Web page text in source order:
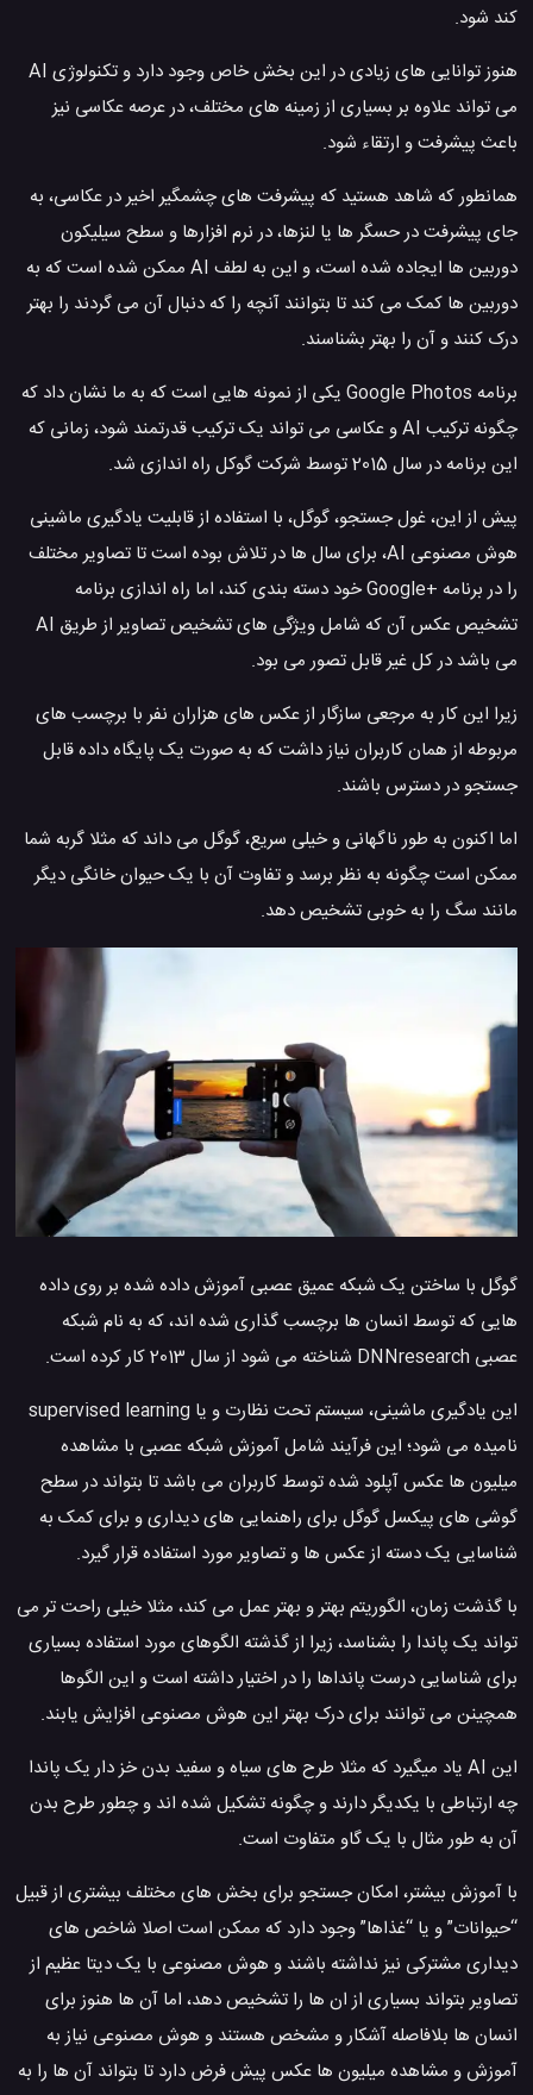
کند شود.
هنوز توانایی های زیادی در این بخش خاص وجود دارد و تکنولوژی AI
می تواند علاوه بر بسیاری از زمینه های مختلف، در عرصه عکاسی نیز
باعث پیشرفت و ارتقاء شود.
همانطور که شاهد هستید که پیشرفت های چشمگیر اخیر در عکاسی، به
جای پیشرفت در حسگر ها یا لنزها، در نرم افزارها و سطح سیلیکون
دوربین ها ایجاده شده است، و این به لطف AI ممکن شده است که به
دوربین ها کمک می کند تا بتوانند آنچه را که دنبال آن می گردند را بهتر
درک کنند و آن را بهتر بشناسند.
برنامه Google Photos یکی از نمونه هایی است که به ما نشان داد که
چگونه ترکیب AI و عکاسی می تواند یک ترکیب قدرتمند شود، زمانی که
این برنامه در سال 2015 توسط شرکت گوکل راه اندازی شد.
پیش از این، غول جستجو، گوگل، با استفاده از قابلیت یادگیری ماشینی
هوش مصنوعی AI، برای سال ها در تلاش بوده است تا تصاویر مختلف
را در برنامه +Google خود دسته بندی کند، اما راه اندازی برنامه
تشخیص عکس آن که شامل ویژگی های تشخیص تصاویر از طریق AI
می باشد در کل غیر قابل تصور می بود.
زیرا این کار به مرجعی سازگار از عکس های هزاران نفر با برچسب های
مربوطه از همان کاربران نیاز داشت که به صورت یک پایگاه داده قابل
جستجو در دسترس باشند.
اما اکنون به طور ناگهانی و خیلی سریع، گوگل می داند که مثلا گربه شما
ممکن است چگونه به نظر برسد و تفاوت آن با یک حیوان خانگی دیگر
مانند سگ را به خوبی تشخیص دهد.
گوگل با ساختن یک شبکه عمیق عصبی آموزش داده شده بر روی داده
هایی که توسط انسان ها برچسب گذاری شده اند، که به نام شبکه
عصبی DNNresearch شناخته می شود از سال 2013 کار کرده است.
این یادگیری ماشینی، سیستم تحت نظارت و یا supervised learning
نامیده می شود؛ این فرآیند شامل آموزش شبکه عصبی با مشاهده
میلیون ها عکس آپلود شده توسط کاربران می باشد تا بتواند در سطح
گوشی های پیکسل گوگل برای راهنمایی های دیداری و برای کمک به
شناسایی یک دسته از عکس ها و تصاویر مورد استفاده قرار گیرد.
با گذشت زمان، الگوریتم بهتر و بهتر عمل می کند، مثلا خیلی راحت تر می
تواند یک پاندا را بشناسد، زیرا از گذشته الگوهای مورد استفاده بسیاری
برای شناسایی درست پانداها را در اختیار داشته است و این الگوها
همچینن می توانند برای درک بهتر این هوش مصنوعی افزایش یابند.
این AI یاد میگیرد که مثلا طرح های سیاه و سفید بدن خز دار یک پاندا
چه ارتباطی با یکدیگر دارند و چگونه تشکیل شده اند و چطور طرح بدن
آن به طور مثال با یک گاو متفاوت است.
با آموزش بیشتر، امکان جستجو برای بخش های مختلف بیشتری از قبیل
“حیوانات” و یا “غذاها” وجود دارد که ممکن است اصلا شاخص های
دیداری مشترکی نیز نداشته باشند و هوش مصنوعی با یک دیتا عظیم از
تصاویر بتواند بسیاری از ان ها را تشخیص دهد، اما آن ها هنوز برای
انسان ها بلافاصله آشکار و مشخص هستند و هوش مصنوعی نیاز به
آموزش و مشاهده میلیون ها عکس پیش فرض دارد تا بتواند آن ها را به